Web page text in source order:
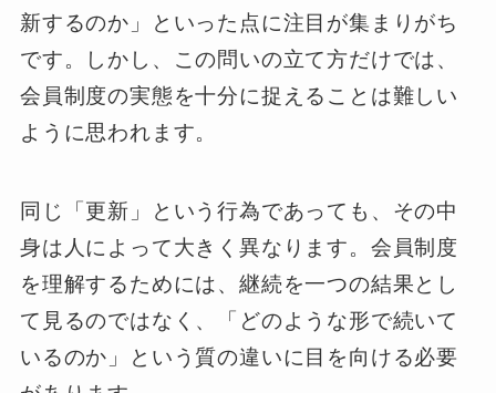
新するのか」といった点に注目が集まりがち
です。しかし、この問いの立て方だけでは、
会員制度の実態を十分に捉えることは難しい
ように思われます。
同じ「更新」という行為であっても、その中
身は人によって大きく異なります。会員制度
を理解するためには、継続を一つの結果とし
て見るのではなく、「どのような形で続いて
いるのか」という質の違いに目を向ける必要